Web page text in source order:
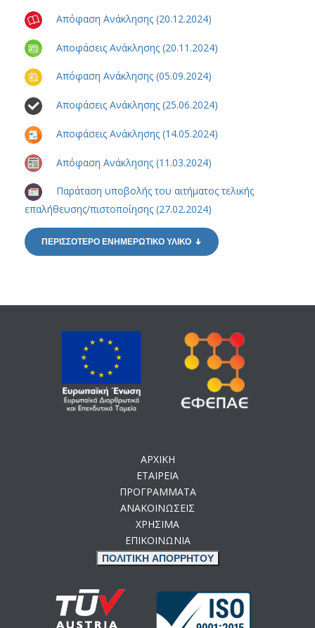
Απόφαση Ανάκλησης (20.12.2024)
Αποφάσεις Ανάκλησης (20.11.2024)
Απόφαση Ανάκλησης (05.09.2024)
Αποφάσεις Ανάκλησης (25.06.2024)
Αποφάσεις Ανάκλησης (14.05.2024)
Απόφαση Ανάκλησης (11.03.2024)
Παράταση υποβολής του αιτήματος τελικής
επαλήθευσης/πιστοποίησης (27.02.2024)
ΠΕΡΙΣΣΟΤΕΡΟ ΕΝΗΜΕΡΩΤΙΚΟ ΥΛΙΚΟ
ΑΡΧΙΚΗ
ΕΤΑΙΡΕΙΑ
ΠΡΟΓΡΑΜΜΑΤΑ
ΑΝΑΚΟΙΝΩΣΕΙΣ
ΧΡΗΣΙΜΑ
ΕΠΙΚΟΙΝΩΝΙΑ
ΠΟΛΙΤΙΚΗ ΑΠΟΡΡΗΤΟΥ